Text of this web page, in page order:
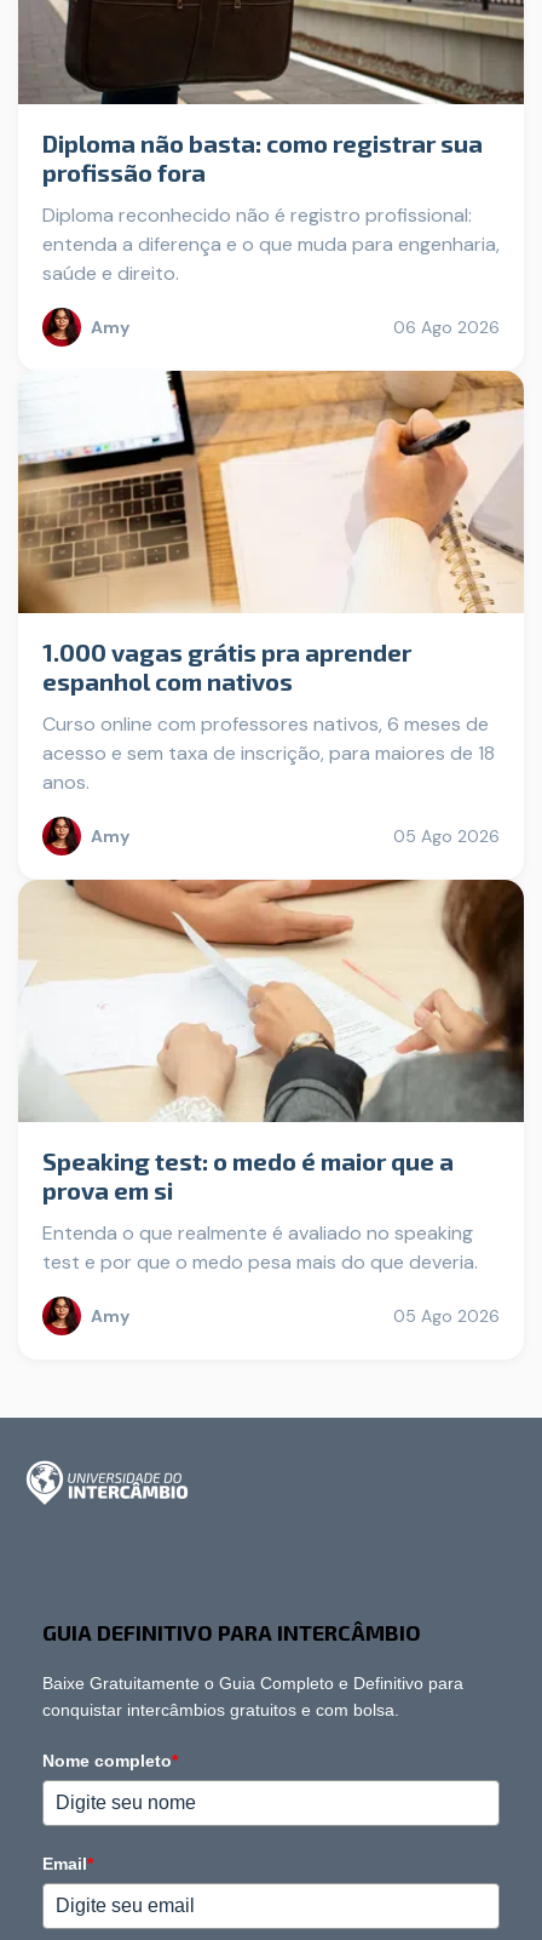
Diploma não basta: como registrar sua
profissão fora
Diploma reconhecido não é registro profissional:
entenda a diferença e o que muda para engenharia,
saúde e direito.
Amy 06 Ago 2026
1.000 vagas grátis pra aprender
espanhol com nativos
Curso online com professores nativos, 6 meses de
acesso e sem taxa de inscrição, para maiores de 18
anos.
Amy 05 Ago 2026
Speaking test: o medo é maior que a
prova em si
Entenda o que realmente é avaliado no speaking
test e por que o medo pesa mais do que deveria.
Amy 05 Ago 2026
GUIA DEFINITIVO PARA INTERCÂMBIO
Baixe Gratuitamente o Guia Completo e Definitivo para
conquistar intercâmbios gratuitos e com bolsa.
Nome completo*
Email*